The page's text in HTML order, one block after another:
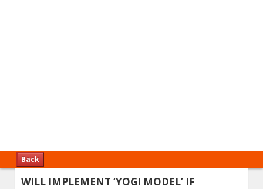
Back
WILL IMPLEMENT ‘YOGI MODEL’ IF